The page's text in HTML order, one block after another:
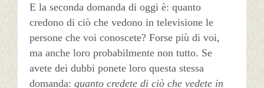
E la seconda domanda di oggi è: quanto
credono di ciò che vedono in televisione le
persone che voi conoscete? Forse più di voi,
ma anche loro probabilmente non tutto. Se
avete dei dubbi ponete loro questa stessa
domanda: quanto credete di ciò che vedete in